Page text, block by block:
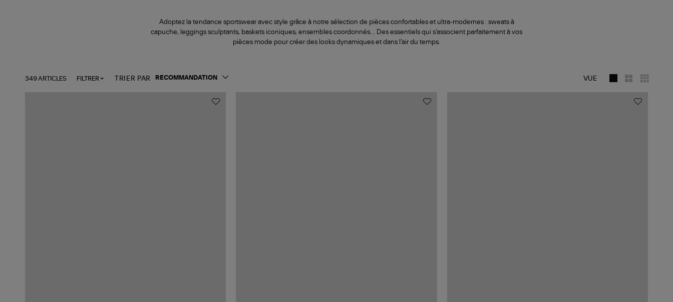
Adoptez la tendance sportswear avec style grâce à notre sélection de pièces confortables et ultra-modernes : sweats à
capuche, leggings sculptants, baskets iconiques, ensembles coordonnés… Des essentiels qui s’associent parfaitement à vos
pièces mode pour créer des looks dynamiques et dans l’air du temps.
349 ARTICLES FILTRER + TRIER PAR VUE